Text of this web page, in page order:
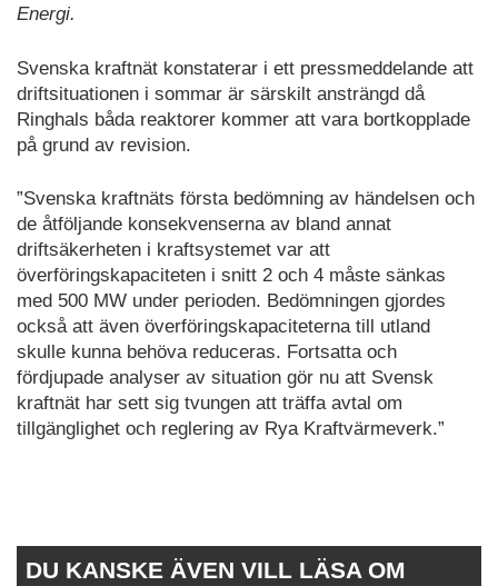
Energi.
Svenska kraftnät konstaterar i ett pressmeddelande att
driftsituationen i sommar är särskilt ansträngd då
Ringhals båda reaktorer kommer att vara bortkopplade
på grund av revision.
”Svenska kraftnäts första bedömning av händelsen och
de åtföljande konsekvenserna av bland annat
driftsäkerheten i kraftsystemet var att
överföringskapaciteten i snitt 2 och 4 måste sänkas
med 500 MW under perioden. Bedömningen gjordes
också att även överföringskapaciteterna till utland
skulle kunna behöva reduceras. Fortsatta och
fördjupade analyser av situation gör nu att Svensk
kraftnät har sett sig tvungen att träffa avtal om
tillgänglighet och reglering av Rya Kraftvärmeverk.”
DU KANSKE ÄVEN VILL LÄSA OM